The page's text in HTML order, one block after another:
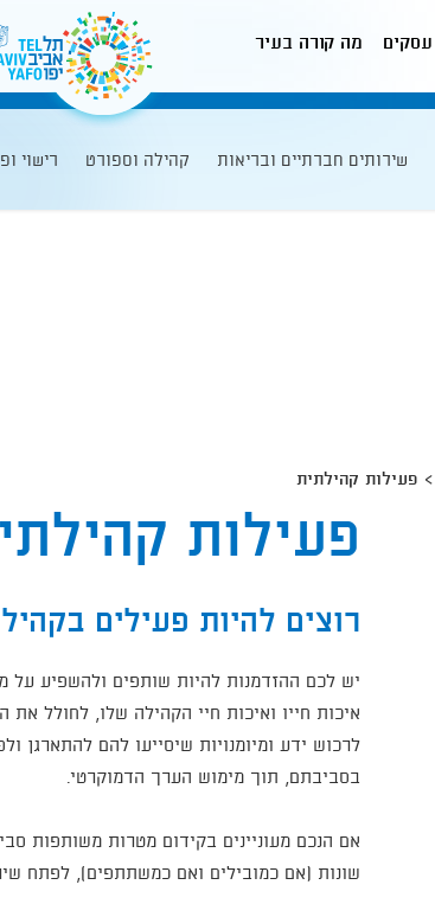
עסקים מה קורה בעיר
שירותים חברתיים ובריאות קהילה וספורט רישוי
פעילות קהילתית
פעילות
רוצים להיות פעילים
יש לכם ההזדמנות להיות שותפים ולהשפיע על
איכות חייו ואיכות חיי הקהילה שלו, לחולל
לרכוש ידע ומיומנויות שיסייעו להם להתארגן
בסביבתם, תוך מימוש הערך הדמוקרטי.​
אם הנכם מעוניינים בקידום מטרות משותפות
שונות (אם כמובילים ואם כמשתתפים), לפתח